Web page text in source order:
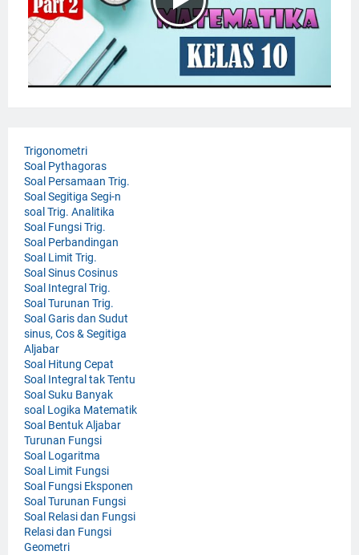
Trigonometri
Soal Pythagoras
Soal Persamaan Trig.
Soal Segitiga Segi-n
soal Trig. Analitika
Soal Fungsi Trig.
Soal Perbandingan
Soal Limit Trig.
Soal Sinus Cosinus
Soal Integral Trig.
Soal Turunan Trig.
Soal Garis dan Sudut
sinus, Cos & Segitiga
Aljabar
Soal Hitung Cepat
Soal Integral tak Tentu
Soal Suku Banyak
soal Logika Matematik
Soal Bentuk Aljabar
Turunan Fungsi
Soal Logaritma
Soal Limit Fungsi
Soal Fungsi Eksponen
Soal Turunan Fungsi
Soal Relasi dan Fungsi
Relasi dan Fungsi
Geometri